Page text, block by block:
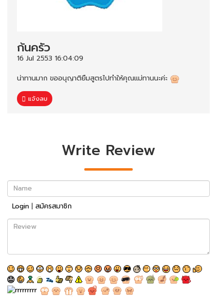
ก้นครัว
16 Jul 2553 16:04:09
น่าทานมาก ขออนุญาติยืมสูตรไปทำให้คุณแม่ทานนะค่ะ
แจ้งลบ
Write Review
Name
Login | สมัครสมาชิก
Review